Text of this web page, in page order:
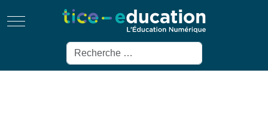
Mobile Menu Toggle
Rechercher